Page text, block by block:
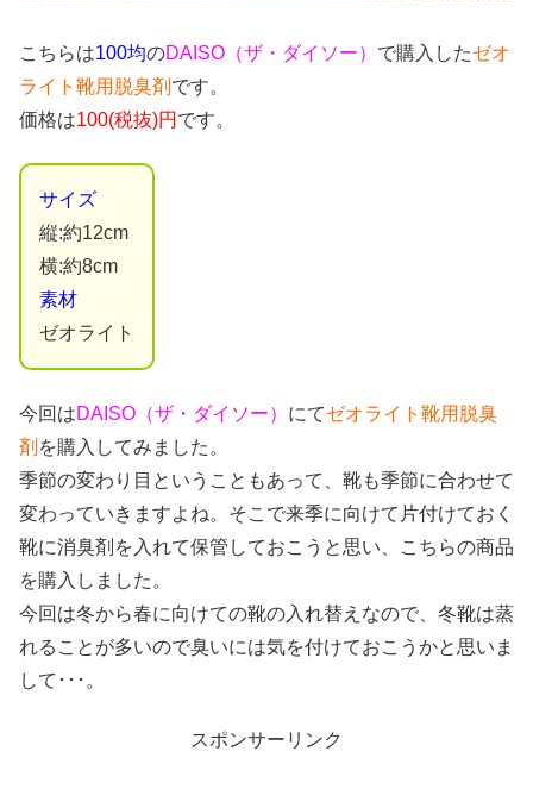
こちらは100均のDAISO（ザ・ダイソー） で購入したゼオ
ライト靴用脱臭剤 です。
価格は100(税抜)円 です。
サイズ
縦:約12cm
横:約8cm
素材
ゼオライト
今回はDAISO（ザ・ダイソー） にてゼオライト靴用脱臭
剤 を購入してみました。
季節の変わり目ということもあって、靴も季節に合わせて
変わっていきますよね。そこで来季に向けて片付けておく
靴に消臭剤を入れて保管しておこうと思い、こちらの商品
を購入しました。
今回は冬から春に向けての靴の入れ替えなので、冬靴は蒸
れることが多いので臭いには気を付けておこうかと思いま
して･･･。
スポンサーリンク